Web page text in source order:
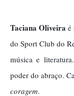
Taciana Oliveira é
do Sport Club do
música e
poder do abraço.
coragem.